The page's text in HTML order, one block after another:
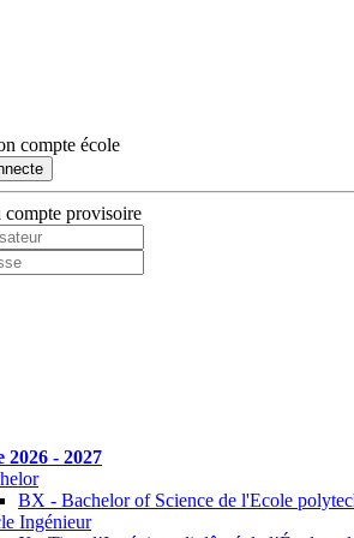
compte école
provisoire
2026 - 2027
BX - Bachelor of Science de l'Ecole
Ingénieur